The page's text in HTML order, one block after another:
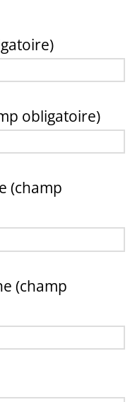
obligatoire)
(champ
(champ